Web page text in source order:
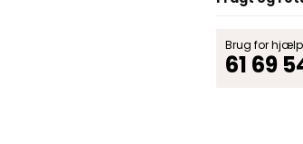
Brug for
61 69